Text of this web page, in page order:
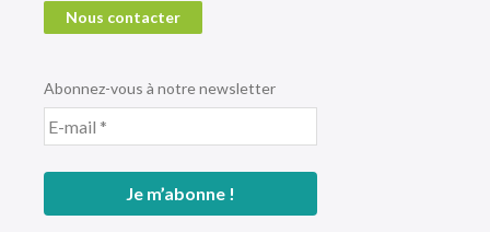
Nous contacter
Abonnez-vous à notre newsletter